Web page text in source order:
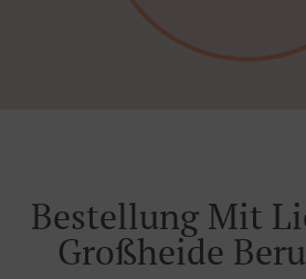
Bestellung Mit
Großheide